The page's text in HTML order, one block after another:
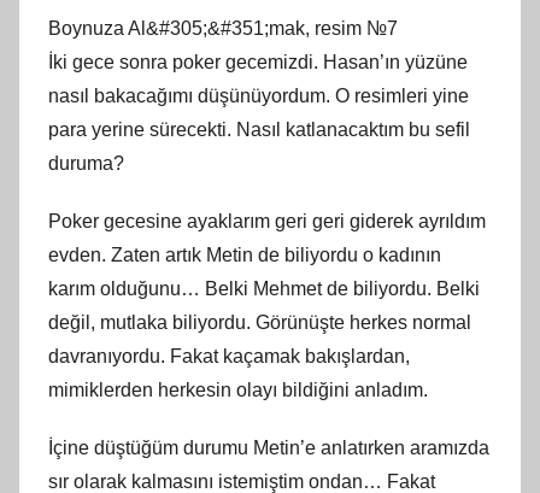
Boynuza Al&#305;&#351;mak, resim №7
İki gece sonra poker gecemizdi. Hasan’ın yüzüne
nasıl bakacağımı düşünüyordum. O resimleri yine
para yerine sürecekti. Nasıl katlanacaktım bu sefil
duruma?
Poker gecesine ayaklarım geri geri giderek ayrıldım
evden. Zaten artık Metin de biliyordu o kadının
karım olduğunu… Belki Mehmet de biliyordu. Belki
değil, mutlaka biliyordu. Görünüşte herkes normal
davranıyordu. Fakat kaçamak bakışlardan,
mimiklerden herkesin olayı bildiğini anladım.
İçine düştüğüm durumu Metin’e anlatırken aramızda
sır olarak kalmasını istemiştim ondan… Fakat